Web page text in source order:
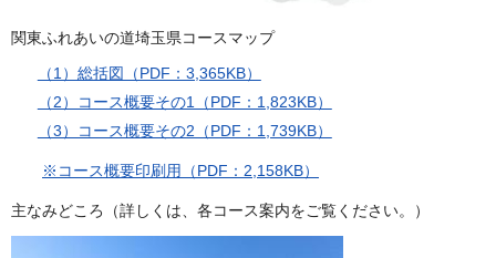
関東ふれあいの道埼玉県コースマップ
（1）総括図（PDF：3,365KB）
（2）コース概要その1（PDF：1,823KB）
（3）コース概要その2（PDF：1,739KB）
※コース概要印刷用（PDF：2,158KB）
主なみどころ（詳しくは、各コース案内をご覧ください。）